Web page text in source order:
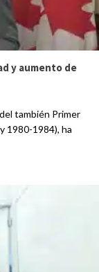
y aumento de
también Primer
1980-1984), ha